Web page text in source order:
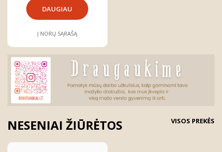
DAUGIAU
Į NORŲ SĄRAŠĄ
NESENIAI ŽIŪRĖTOS VISOS PREKĖS